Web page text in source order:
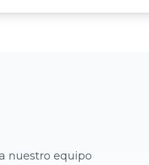
nuestro equipo